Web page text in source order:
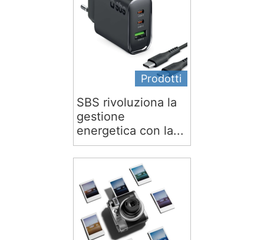
Prodotti
SBS rivoluziona la
gestione
energetica con la...